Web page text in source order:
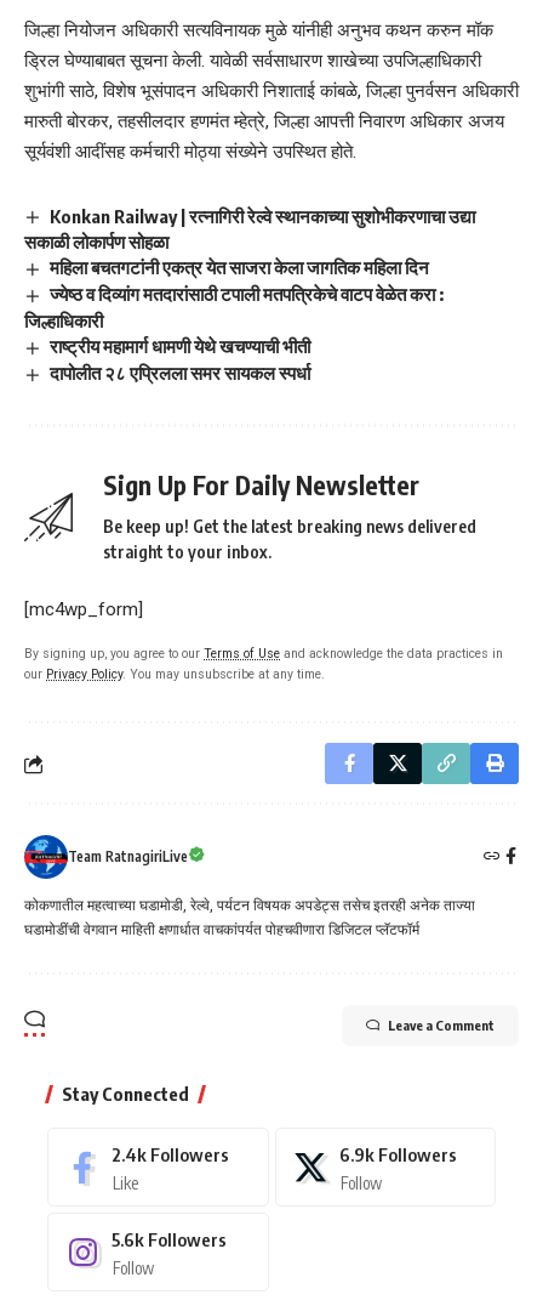
जिल्हा नियोजन अधिकारी सत्यविनायक मुळे यांनीही अनुभव कथन करुन मॉक
ड्रिल घेण्याबाबत सूचना केली. यावेळी सर्वसाधारण शाखेच्या उपजिल्हाधिकारी
शुभांगी साठे, विशेष भूसंपादन अधिकारी निशाताई कांबळे, जिल्हा पुनर्वसन अधिकारी
मारुती बोरकर, तहसीलदार हणमंत म्हेत्रे, जिल्हा आपत्ती निवारण अधिकार अजय
सूर्यवंशी आदींसह कर्मचारी मोठ्या संख्येने उपस्थित होते.
Konkan Railway | रत्नागिरी रेल्वे स्थानकाच्या सुशोभीकरणाचा उद्या
सकाळी लोकार्पण सोहळा
महिला बचतगटांनी एकत्र येत साजरा केला जागतिक महिला दिन
ज्येष्ठ व दिव्यांग मतदारांसाठी टपाली मतपत्रिकेचे वाटप वेळेत करा :
जिल्हाधिकारी
राष्ट्रीय महामार्ग धामणी येथे खचण्याची भीती
दापोलीत २८ एप्रिलला समर सायकल स्पर्धा
Sign Up For Daily Newsletter
Be keep up! Get the latest breaking news delivered
straight to your inbox.
[mc4wp_form]
By signing up, you agree to our Terms of Use and acknowledge the data practices in
our Privacy Policy. You may unsubscribe at any time.
Team RatnagiriLive
कोकणातील महत्वाच्या घडामोडी, रेल्वे, पर्यटन विषयक अपडेट्स तसेच इतरही अनेक ताज्या
घडामोडींची वेगवान माहिती क्षणार्धात वाचकांपर्यत पोहचवीणारा डिजिटल प्लॅटफॉर्म
Leave a Comment
Stay Connected
2.4k Followers
Like
6.9k Followers
Follow
5.6k Followers
Follow